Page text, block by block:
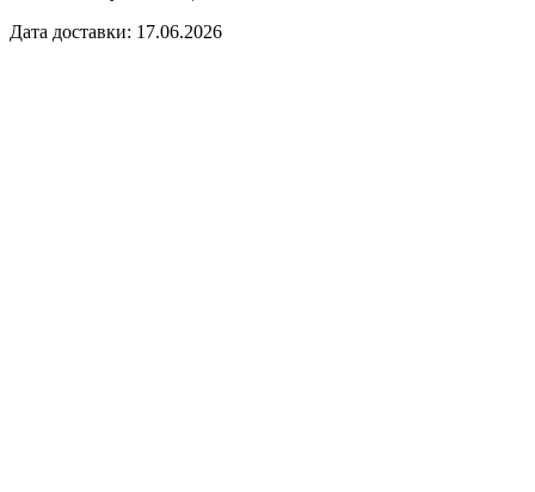
Дата доставки: 17.06.2026